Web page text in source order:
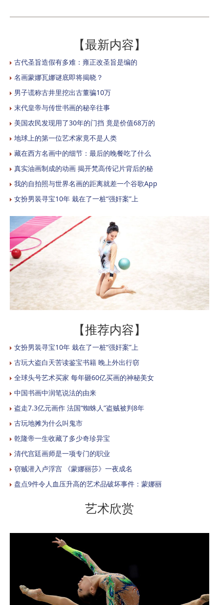
【最新内容】
古代圣旨造假有多难：雍正改圣旨是编的
名画蒙娜瓦娜谜底即将揭晓？
男子谎称古井里挖出古董骗10万
末代皇帝与传世书画的秘辛往事
美国农民发现用了30年的门挡 竟是价值68万的
地球上的第一位艺术家竟不是人类
藏在西方名画中的细节：最后的晚餐吃了什么
真实油画制成的动画 揭开梵高传记片背后的秘
我的自拍照与世界名画的距离就差一个谷歌App
女扮男装寻宝10年 栽在了一桩“强奸案”上
【推荐内容】
女扮男装寻宝10年 栽在了一桩“强奸案”上
古玩大盗白天苦读鉴宝书籍 晚上外出行窃
全球头号艺术买家 每年砸60亿买画的神秘美女
中国书画中润笔说法的由来
盗走7.3亿元画作 法国“蜘蛛人”盗贼被判8年
古玩地摊为什么叫鬼市
乾隆帝一生收藏了多少奇珍异宝
清代宫廷画师是一项专门的职业
窃贼潜入卢浮宫 《蒙娜丽莎》一夜成名
盘点9件令人血压升高的艺术品破坏事件：蒙娜丽
艺术欣赏